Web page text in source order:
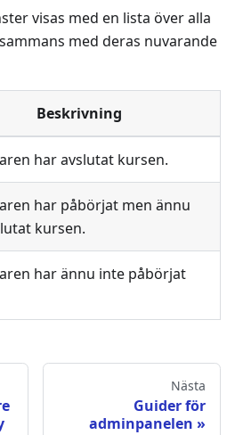
visas med en lista över alla
med deras nuvarande
Beskrivning
har avslutat kursen.
har påbörjat men ännu
kursen.
har ännu inte påbörjat
Nästa
Guider för
adminpanelen